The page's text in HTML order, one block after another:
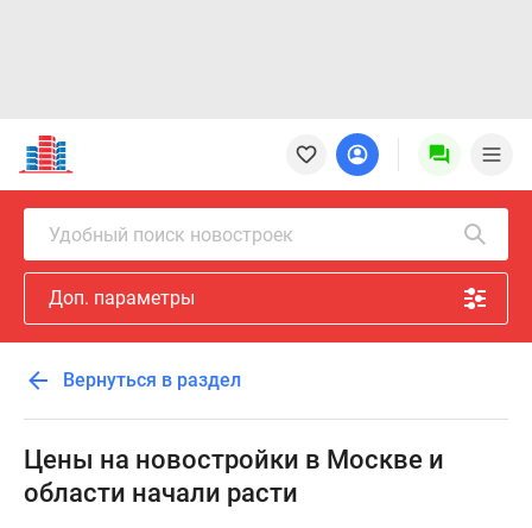
Новостройки
Квартиры
Ипотека
Новостройки
Москвы
Новостройки
Подмосковья
Новостройки
Москвы
Готовые
новостройки
Новостройки
Удобный поиск новостроек
Доп. параметры
Вернуться в раздел
Цены на новостройки в Москве и
области начали расти